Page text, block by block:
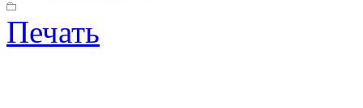
Печать